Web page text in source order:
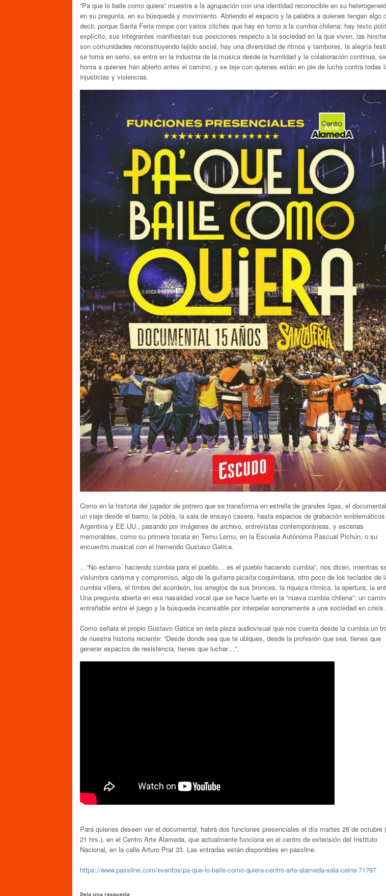
“Pa que lo baile como quiera” muestra a la agrupación con una identidad reconocible en su
en su pregunta, en su búsqueda y movimiento. Abriendo el espacio y la palabra a quienes tengan algo
decir, porque Santa Feria rompe con varios clichés que hay en torno a la cumbia chilena: hay texto
explícito, sus integrantes manifiestan sus posiciones respecto a la sociedad en la que viven, las
son comunidades reconstruyendo tejido social, hay una diversidad de ritmos y tambores, la alegría
se toma en serio, se entra en la industria de la música desde la humildad y la colaboración continua, se
honra a quienes han abierto antes el camino, y se teje con quienes están en pie de lucha contra todas
injusticias y violencias.
Como en la historia del jugador de potrero que se transforma en estrella de grandes ligas, el
un viaje desde el barrio, la pobla, la sala de ensayo casera, hasta espacios de grabación
Argentina y EE.UU., pasando por imágenes de archivo, entrevistas contemporáneas, y escenas
memorables, como su primera tocata en Temu Lemu, en la Escuela Autónoma Pascual Pichún, o su
encuentro musical con el tremendo Gustavo Gatica.
…“No estamo´ haciendo cumbia para el pueblo… es el pueblo haciendo cumbia”, nos dicen, mientras
vislumbra carisma y compromiso, algo de la guitarra picaíta coquimbana, otro poco de los teclados de
cumbia villera, el timbre del acordeón, los arreglos de sus bronces, la riqueza rítmica, la apertura, la
Una pregunta abierta en esa nasalidad vocal que se hace fuerte en la “nueva cumbia chilena”; un
entrañable entre el juego y la búsqueda incansable por interpelar sonoramente a una sociedad en crisis.
Como señala el propio Gustavo Gatica en esta pieza audiovisual que nos cuenta desde la cumbia un
de nuestra historia reciente: “Desde donde sea que te ubiques, desde la profesión que sea, tienes que
generar espacios de resistencia, tienes que luchar…”.
Para quienes deseen ver el documental, habrá dos funciones presenciales el día martes 26 de octubre
21 hrs.), en el Centro Arte Alameda, que actualmente funciona en el centro de extensión del Instituto
Nacional, en la calle Arturo Prat 33. Las entradas están disponibles en passline.
https://www.passline.com/eventos/pa-que-lo-baile-como-quiera-centro-arte-alameda-sala-ceina-71797
Deja una respuesta